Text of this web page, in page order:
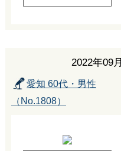
2022年09月
愛知 60代・男性
（No.1808）